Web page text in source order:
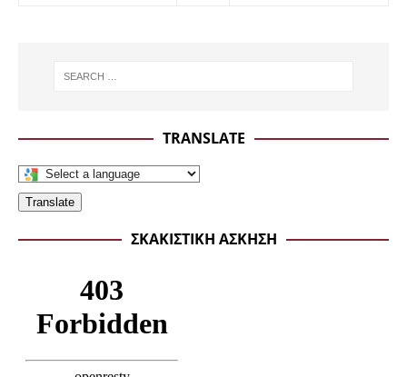
TRANSLATE
Translate
ΣΚΑΚΙΣΤΙΚΉ ΆΣΚΗΣΗ